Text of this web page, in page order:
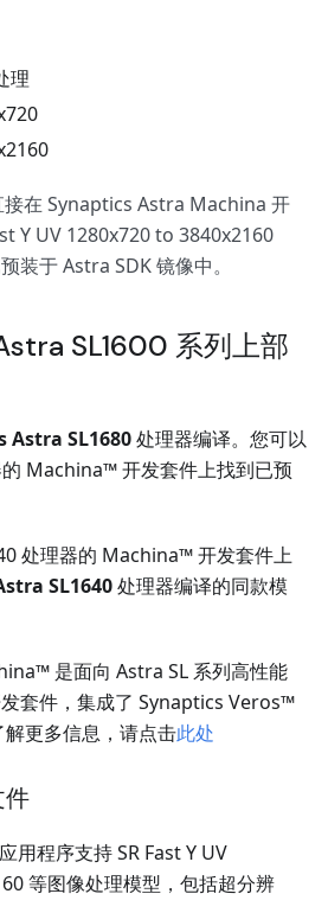
理
接在 Synaptics Astra Machina 开
Y UV 1280x720 to 3840x2160
装于 Astra SDK 镜像中。
SL1600 系列上部
Astra SL1680处理器编译。您可以
Machina™ 开发套件上找到已预
处理器的 Machina™ 开发套件上
SL1640处理器编译的同款模
是面向 Astra SL 系列高性能
套件，集成了 Synaptics Veros™
更多信息，请点击此处
件
用程序支持 SR Fast Y UV
等图像处理模型，包括超分辨